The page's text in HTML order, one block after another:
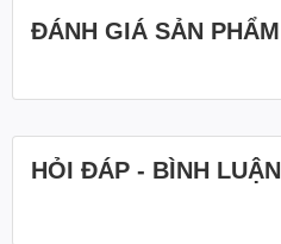
ĐÁNH GIÁ SẢN PHẨM
HỎI ĐÁP - BÌNH LUẬN